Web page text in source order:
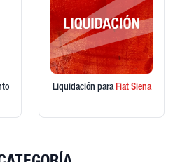
Liquidación paraFiatSiena